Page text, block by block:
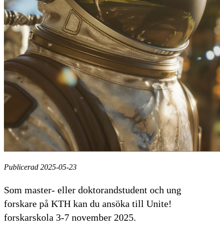
Publicerad 2025-05-23
Som master- eller doktorandstudent och ung
forskare på KTH kan du ansöka till Unite!
forskarskola 3-7 november 2025.